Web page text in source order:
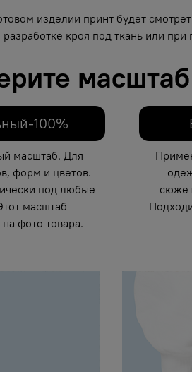
изделии принт будет
кроя под ткань или при
100%
масштаб. Для
форм и цветов.
под любые
масштаб
фото товара.